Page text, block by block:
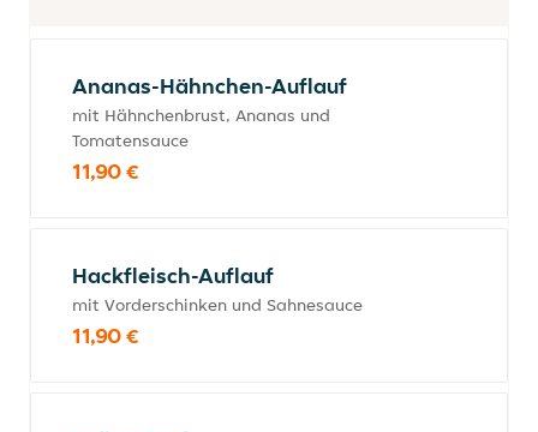
Ananas-Hähnchen-Auflauf
mit Hähnchenbrust, Ananas und
Tomatensauce
11,90 €
Hackfleisch-Auflauf
mit Vorderschinken und Sahnesauce
11,90 €